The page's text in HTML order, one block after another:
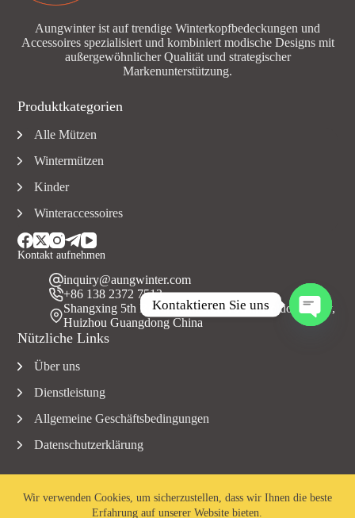
Wir verwenden Cookies, um sicherzustellen, dass wir Ihnen die beste
Erfahrung auf unserer Website bieten.
Aungwinter ist auf trendige Winterkopfbedeckungen und
Accessoires spezialisiert und kombiniert modische Designs mit
außergewöhnlicher Qualität und strategischer
Markenunterstützung.
Kontakt aufnehmen
inquiry@aungwinter.com
+86 138 2372 7513
Shangxing 5th Road, Yuanzhou Town, Boluo County,
Huizhou Guangdong China
Nützliche Links
Über uns
Dienstleistung
Allgemeine Geschäftsbedingungen
Datenschutzerklärung
Produktkategorien
Alle Mützen
Wintermützen
Kinder
Winteraccessoires
Kontaktieren Sie uns
s